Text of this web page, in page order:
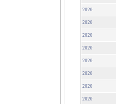
2020
2020
2020
2020
2020
2020
2020
2020